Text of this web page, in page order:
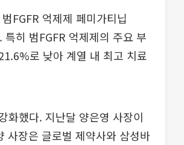
FGFR 억제제 페미가티닙
히 범FGFR 억제제의 주요 부
로 낮아 계열 내 최고 치료
화했다. 지난달 양은영 사장이
사장은 글로벌 제약사와 삼성바